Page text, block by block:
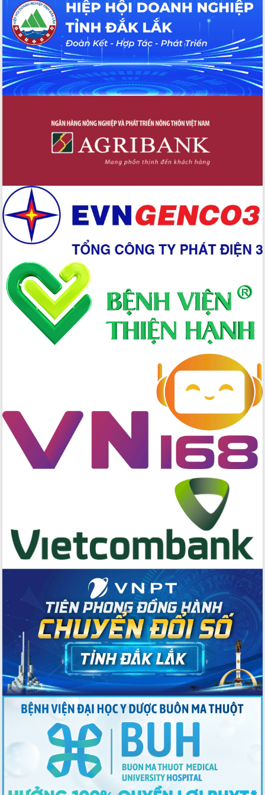
Hội thảo khoa học “Giải pháp thúc đẩy
phát triển nền kinh tế xanh tại tỉnh
Đắk Lắk”
Tăng cường giám sát, đôn đốc thực
hiện nhiệm vụ quản lý tài sản công
hàng tuần
Tháo gỡ những vướng mắc, đẩy mạnh
Đắk Lắk: Tôn vinh 46 giải pháp tại Hội
thi Sáng tạo Kỹ thuật 2024 - 2025
Đắk Lắk rà soát, điều chỉnh Đề án 190
Phó Chủ tịch UBND tỉnh Đắk Lắk
Trương Công Thái kiểm tra thực địa
Dự án cao tốc Khánh Hòa - Buôn Ma
Thuột
Định vị cà phê Việt Nam như một “di
sản sống” trong dòng chảy toàn cầu
Xây dựng nông thôn mới: Nâng cao đời
sống người dân từ những mô hình thiết
thực
Quyết liệt tháo gỡ vướng mắc, đẩy
nhanh tiến độ các dự án trọng điểm
trong Khu kinh tế Nam Phú Yên
Hòn Yến phát triển du lịch gắn với bảo
Phát động chiến dịch 30 ngày đêm
giải phóng mặt bằng Tuyến đường bộ
ven biển
Đắk Lắk nỗ lực thúc đẩy tăng trưởng
kinh tế từ 10% trở lên trong Quý
Thứ trưởng Bộ Y tế làm việc với tỉnh
Đắk Lắk về phát triển nhân lực y tế
cho trạm y tế cấp xã
Du lịch Đắk Lắk nâng tầm trải nghiệm
du khách thông qua Hệ thống cơ sở dữ
liệu và Bản đồ số
Tập huấn ứng dụng trí tuệ nhân tạo (AI)
trong thương mại điện tử năm 2026
Đoàn đại biểu Quốc hội tỉnh Đắk Lắk
trao đổi thông tin trước Kỳ họp thứ
nhất, Quốc hội khóa XVI
Quyết liệt cải cách hành chính, khơi
thông nguồn lực phát triển
Nâng cao hiệu lực, hiệu quả HĐND
tỉnh thông qua hiện đại hóa hành chính
Xã Ea Phê gắn cải cách hành chính với
chuyển đổi số
Phó Chủ tịch Thường trực UBND tỉnh
Hồ Thị Nguyên Thảo làm việc tại Trung